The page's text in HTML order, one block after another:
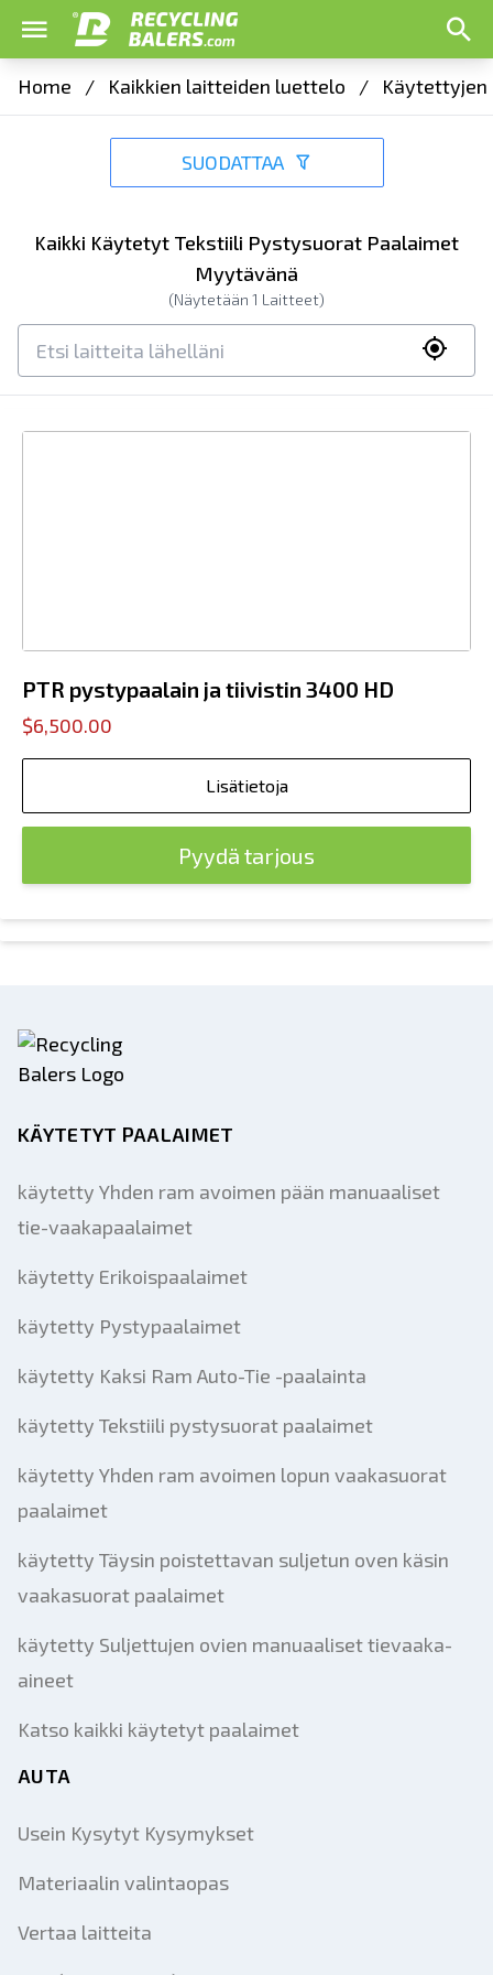
Home / Kaikkien laitteiden luettelo /
SUODATTAA
Kaikki Käytetyt Tekstiili Pystysuorat Paalaimet
Myytävänä
(Näytetään 1 Laitteet)
PTR pystypaalain ja tiivistin 3400 HD
$6,500.00
Lisätietoja
Pyydä tarjous
KÄYTETYT PAALAIMET
käytetty Yhden ram avoimen pään manuaaliset
tie-vaakapaalaimet
käytetty Erikoispaalaimet
käytetty Pystypaalaimet
käytetty Kaksi Ram Auto-Tie -paalainta
käytetty Tekstiili pystysuorat paalaimet
käytetty Yhden ram avoimen lopun vaakasuorat
paalaimet
käytetty Täysin poistettavan suljetun oven käsin
vaakasuorat paalaimet
käytetty Suljettujen ovien manuaaliset tievaaka-
aineet
Katso kaikki käytetyt paalaimet
AUTA
Usein Kysytyt Kysymykset
Materiaalin valintaopas
Vertaa laitteita